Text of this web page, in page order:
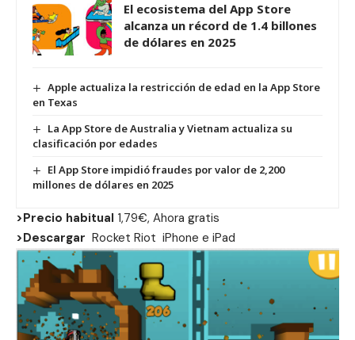
El ecosistema del App Store
alcanza un récord de 1.4 billones
de dólares en 2025
Apple actualiza la restricción de edad en la App Store
en Texas
La App Store de Australia y Vietnam actualiza su
clasificación por edades
El App Store impidió fraudes por valor de 2,200
millones de dólares en 2025
>Precio habitual 1,79€, Ahora gratis
>Descargar Rocket Riot iPhone e iPad